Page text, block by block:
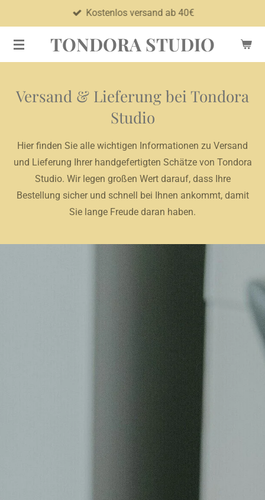
Hauptinhalt
springen
TONDORA STUDIO
Kostenlos versand ab 40€
Versand & Lieferung bei Tondora
Studio
Hier finden Sie alle wichtigen Informationen zu Versand
und Lieferung Ihrer handgefertigten Schätze von Tondora
Studio. Wir legen großen Wert darauf, dass Ihre
Bestellung sicher und schnell bei Ihnen ankommt, damit
Sie lange Freude daran haben.